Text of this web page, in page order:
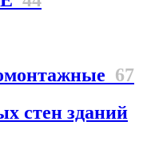
67
стен зданий